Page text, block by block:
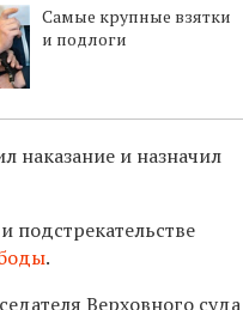
Самые крупные взятки
и подлоги
наказание и назначил
подстрекательстве
.
Верховного суда